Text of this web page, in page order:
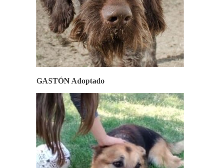
GASTÓN Adoptado